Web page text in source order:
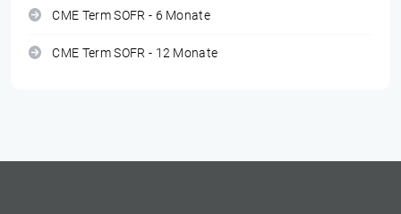
CME Term SOFR - 6 Monate
CME Term SOFR - 12 Monate